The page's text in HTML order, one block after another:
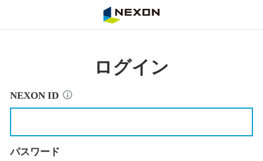
ログイン
NEXON ID
パスワード